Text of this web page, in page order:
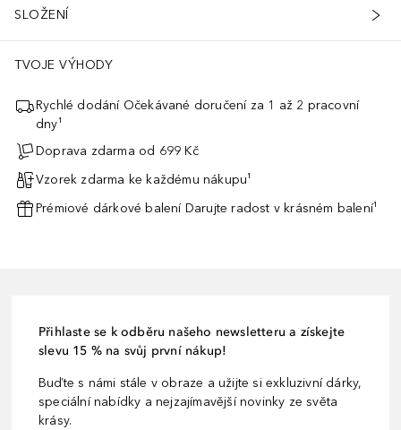
SLOŽENÍ
TVOJE VÝHODY
Rychlé dodání Očekávané doručení za 1 až 2 pracovní
dny¹
Doprava zdarma od 699 Kč
Vzorek zdarma ke každému nákupu¹
Prémiové dárkové balení Darujte radost v krásném balení¹
Přihlaste se k odběru našeho newsletteru a získejte
slevu 15 % na svůj první nákup!
Buďte s námi stále v obraze a užijte si exkluzivní dárky,
speciální nabídky a nejzajímavější novinky ze světa
krásy.